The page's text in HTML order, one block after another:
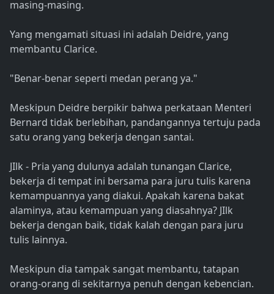
masing-masing.
Yang mengamati situasi ini adalah Deidre, yang
membantu Clarice.
"Benar-benar seperti medan perang ya."
Meskipun Deidre berpikir bahwa perkataan Menteri
Bernard tidak berlebihan, pandangannya tertuju pada
satu orang yang bekerja dengan santai.
JIlk - Pria yang dulunya adalah tunangan Clarice,
bekerja di tempat ini bersama para juru tulis karena
kemampuannya yang diakui. Apakah karena bakat
alaminya, atau kemampuan yang diasahnya? JIlk
bekerja dengan baik, tidak kalah dengan para juru
tulis lainnya.
Meskipun dia tampak sangat membantu, tatapan
orang-orang di sekitarnya penuh dengan kebencian.